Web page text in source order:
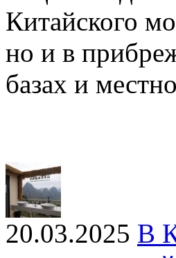
Китайского
но и в
базах и
20.03.2025 В